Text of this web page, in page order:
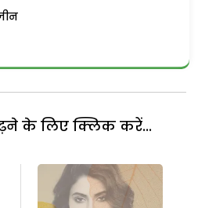
के लिए क्लिक करें...